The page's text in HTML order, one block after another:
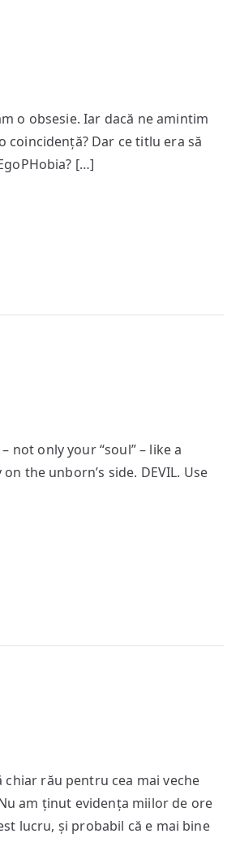
o obsesie. Iar dacă ne amintim
coincidență? Dar ce titlu era să
[…]
not only your “soul” – like a
the unborn’s side. DEVIL. Use
rău pentru cea mai veche
am ținut evidența miilor de ore
lucru, și probabil că e mai bine